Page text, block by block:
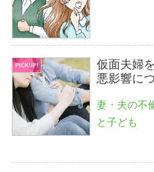
仮面夫婦
悪影響に
妻・夫の不
と子ども